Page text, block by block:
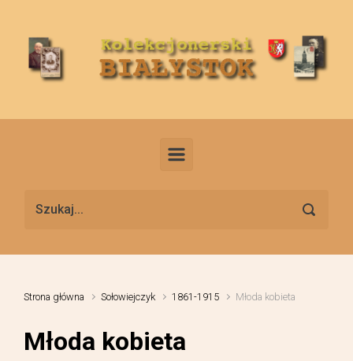
Strona główna Sołowiejczyk 1861-1915 Młoda kobieta
Młoda kobieta